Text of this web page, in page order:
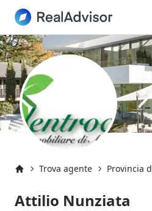
Trova agente Provincia
Attilio Nunziata